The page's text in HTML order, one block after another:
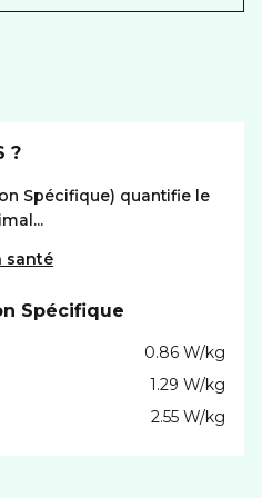
?
Spécifique) quantifie le
santé
Spécifique
0.86 W/kg
1.29 W/kg
2.55 W/kg